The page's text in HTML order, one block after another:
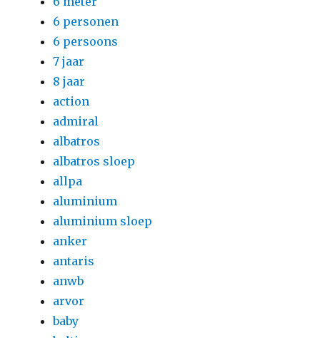
6 personen
6 persoons
7 jaar
8 jaar
action
admiral
albatros
albatros sloep
allpa
aluminium
aluminium sloep
anker
antaris
anwb
arvor
baby